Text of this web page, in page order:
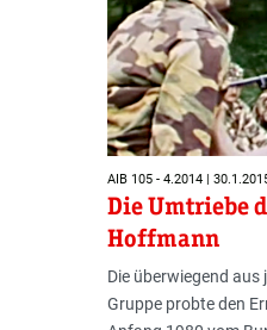
AIB 105 - 4.2014 |
Die Umtriebe
Hoffmann
Die überwiegend
Gruppe probte den